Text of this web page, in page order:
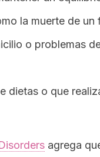
la muerte de
o problemas
dietas o que
agrega